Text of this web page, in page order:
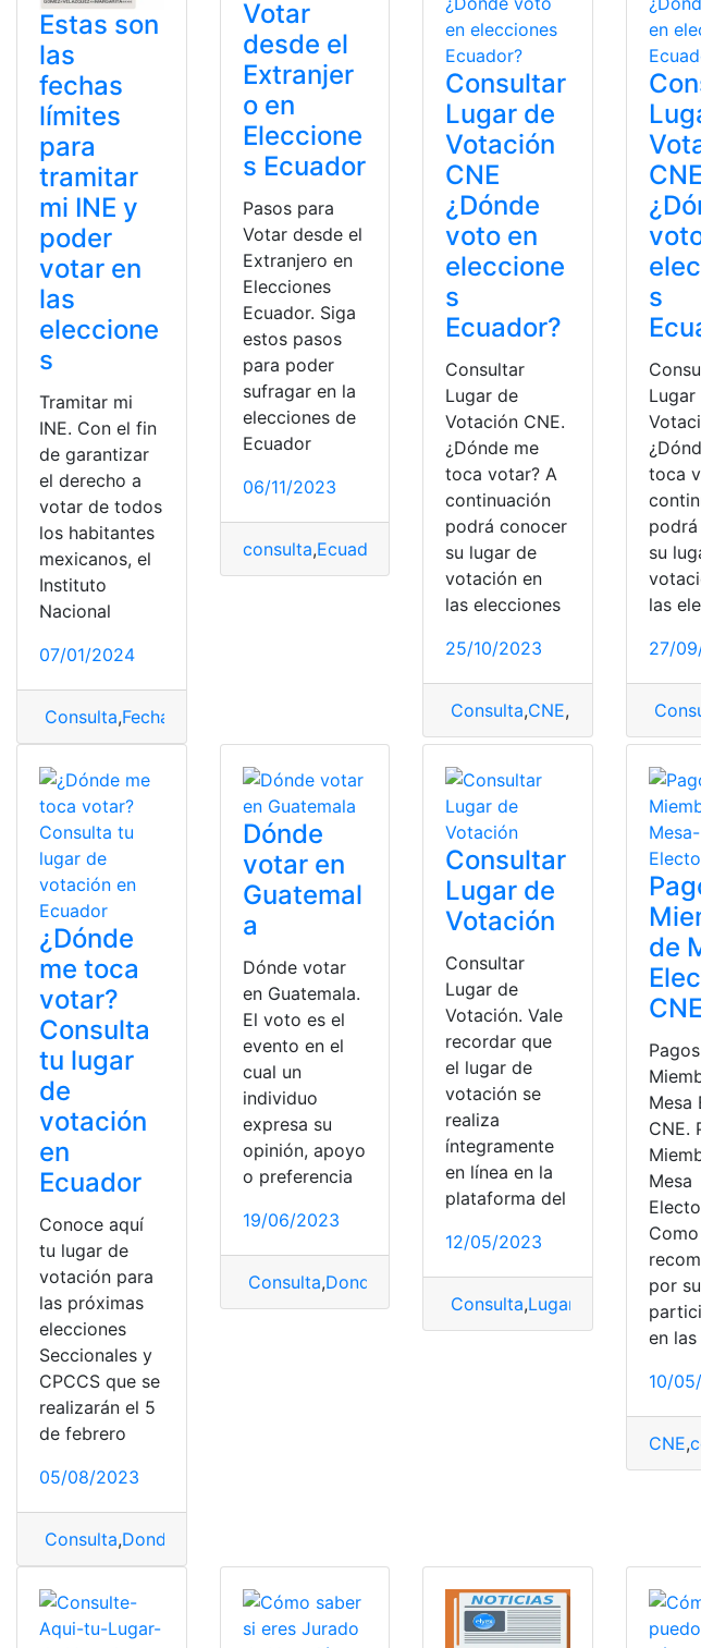
Estas son
las
fechas
límites
para
tramitar
mi INE y
poder
votar en
las
eleccione
s
Tramitar mi
INE. Con el fin
de garantizar
el derecho a
votar de todos
los habitantes
mexicanos, el
Instituto
Nacional
07/01/2024
Consulta,Fecha
Votar
desde el
Extranjer
o en
Eleccione
s Ecuador
Pasos para
Votar desde el
Extranjero en
Elecciones
Ecuador. Siga
estos pasos
para poder
sufragar en la
elecciones de
Ecuador
06/11/2023
consulta,Ecuador votaciones
Consultar
Lugar de
Votación
CNE
¿Dónde
voto en
eleccione
s
Ecuador?
Consultar
Lugar de
Votación CNE.
¿Dónde me
toca votar? A
continuación
podrá conocer
su lugar de
votación en
las elecciones
25/10/2023
Consulta,CNE, Lugar
CNE
s
Lugar
toca
su
las
27/
¿Dónde
me toca
votar?
Consulta
tu lugar
de
votación
en
Ecuador
Conoce aquí
tu lugar de
votación para
las próximas
elecciones
Seccionales y
CPCCS que se
realizarán el 5
de febrero
05/08/2023
Consulta,Donde me toca votar
Dónde
votar en
Guatemal
a
Dónde votar
en Guatemala.
El voto es el
evento en el
cual un
individuo
expresa su
opinión, apoyo
o preferencia
19/06/2023
Consulta,Donde me toca votar,elecciones guatemala ,
Consultar
Lugar de
Votación
Consultar
Lugar de
Votación. Vale
recordar que
el lugar de
votación se
realiza
íntegramente
en línea en la
plataforma del
12/05/2023
Consulta,Lugar Lugar de
de
CNE
Mesa
CNE.
Mesa
Como
por su
en las
10/
CNE,